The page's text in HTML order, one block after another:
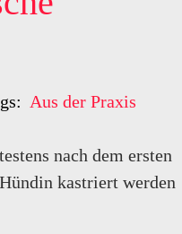
Aus der Praxis
nach dem ersten
kastriert werden